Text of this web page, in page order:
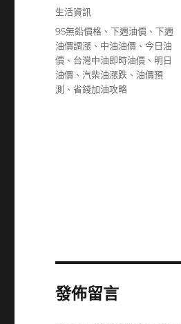
佈
期:
分
生活資訊
標
籤
95無鉛價格 、下週油價 、下週
油價調漲 、 中油油價 、今日油
價 、 台灣中油即時油價 、 明日
油價 、 汽柴油漲跌 、油價預
測 、省錢加油攻略
發佈留言